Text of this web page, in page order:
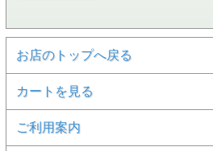
お店のトップへ戻る
カートを見る
ご利用案内